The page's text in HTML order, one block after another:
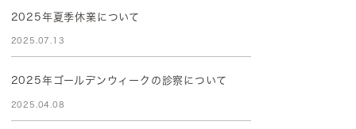
2025年夏季休業について
2025.07.13
2025年ゴールデンウィークの診察について
2025.04.08